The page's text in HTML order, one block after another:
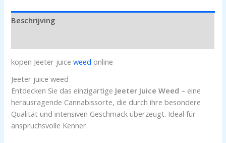
Beschrijving
kopen Jeeter juiceweed online
Jeeter juice weed
Entdecken Sie das einzigartige Jeeter Juice Weed – eine
herausragende Cannabissorte, die durch ihre besondere
Qualität und intensiven Geschmack überzeugt. Ideal für
anspruchsvolle Kenner.